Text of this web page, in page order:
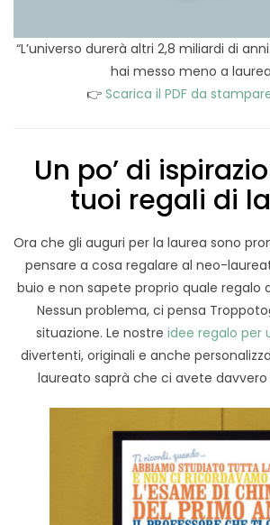
“L’universo durerà altri 2,8 miliardi di
hai messo meno a
👉 Scarica il PDF da
Un po’ di
tuoi regali di
Ora che gli auguri per la laurea sono
pensare a cosa regalare al neo-
buio e non sapete proprio quale regalo
Nessun problema, ci pensa
situazione. Le nostre idee regalo per
divertenti, originali e anche
laureato saprà che ci avete davvero